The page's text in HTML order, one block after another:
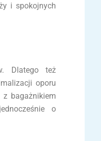
i spokojnych
Dlatego też
oporu
z bagażnikiem
o